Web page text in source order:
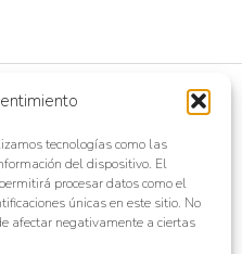
tecnologías como las
del dispositivo. El
procesar datos como el
únicas en este sitio. No
afectar negativamente a ciertas